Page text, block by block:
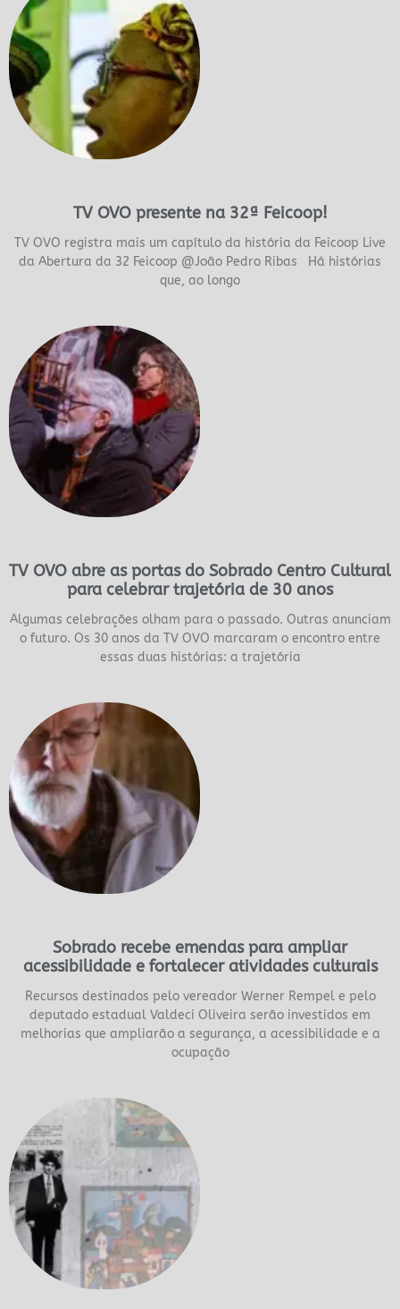
TV OVO presente na 32ª Feicoop!
TV OVO registra mais um capítulo da história da Feicoop Live
da Abertura da 32 Feicoop @João Pedro Ribas Há histórias
que, ao longo
TV OVO abre as portas do Sobrado Centro Cultural
para celebrar trajetória de 30 anos
Algumas celebrações olham para o passado. Outras anunciam
o futuro. Os 30 anos da TV OVO marcaram o encontro entre
essas duas histórias: a trajetória
Sobrado recebe emendas para ampliar
acessibilidade e fortalecer atividades culturais
Recursos destinados pelo vereador Werner Rempel e pelo
deputado estadual Valdeci Oliveira serão investidos em
melhorias que ampliarão a segurança, a acessibilidade e a
ocupação